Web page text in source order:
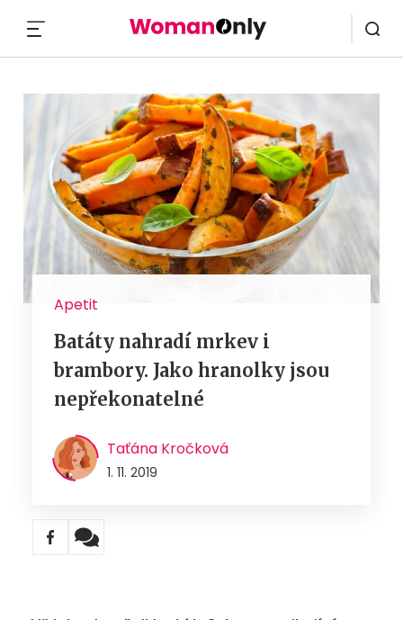
Apetit
Batáty nahradí mrkev i
brambory. Jako hranolky jsou
nepřekonatelné
Taťána Kročková
1. 11. 2019